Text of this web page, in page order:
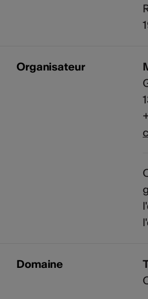
Organisateur
Domaine